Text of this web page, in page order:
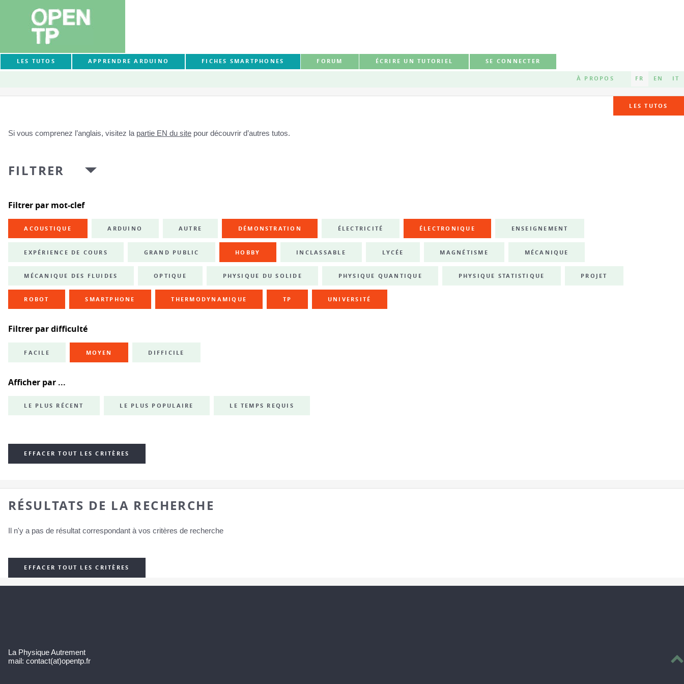
LES TUTOS APPRENDRE ARDUINO FICHES SMARTPHONES FORUM ÉCRIRE UN TUTORIEL SE CONNECTER
À PROPOS FR EN IT
LES TUTOS
Si vous comprenez l’anglais, visitez la partie EN du site pour découvrir d’autres tutos.
FILTRER
Filtrer par mot-clef
ACOUSTIQUE ARDUINO AUTRE DÉMONSTRATION ÉLECTRICITÉ ÉLECTRONIQUE ENSEIGNEMENT
EXPÉRIENCE DE COURS GRAND PUBLIC HOBBY INCLASSABLE LYCÉE MAGNÉTISME MÉCANIQUE
MÉCANIQUE DES FLUIDES OPTIQUE PHYSIQUE DU SOLIDE PHYSIQUE QUANTIQUE PHYSIQUE STATISTIQUE PROJET
ROBOT SMARTPHONE THERMODYNAMIQUE TP UNIVERSITÉ
Filtrer par difficulté
FACILE MOYEN DIFFICILE
Afficher par ...
LE PLUS RÉCENT LE PLUS POPULAIRE LE TEMPS REQUIS
EFFACER TOUT LES CRITÈRES
RÉSULTATS DE LA RECHERCHE
Il n'y a pas de résultat correspondant à vos critères de recherche
EFFACER TOUT LES CRITÈRES
La Physique Autrement
mail: contact(at)opentp.fr